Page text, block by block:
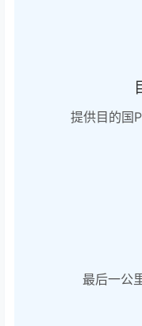
提供目的国
最后一公